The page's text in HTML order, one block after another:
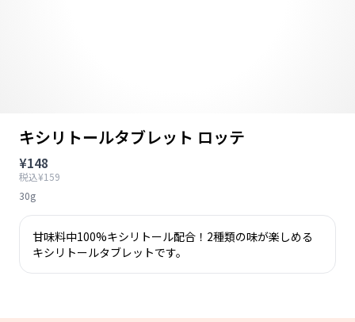
キシリトールタブレット ロッテ
¥148
税込¥159
30g
甘味料中100%キシリトール配合！2種類の味が楽しめる
キシリトールタブレットです。